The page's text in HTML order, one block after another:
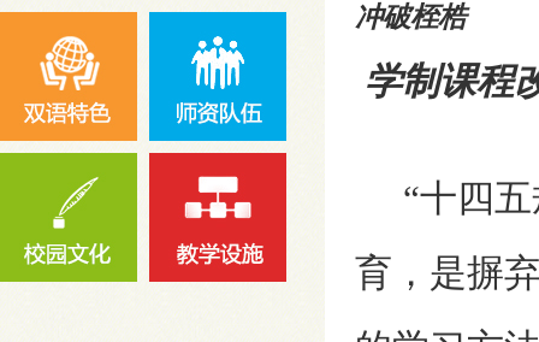
冲破桎梏
学制课程
“十四五
育，是摒